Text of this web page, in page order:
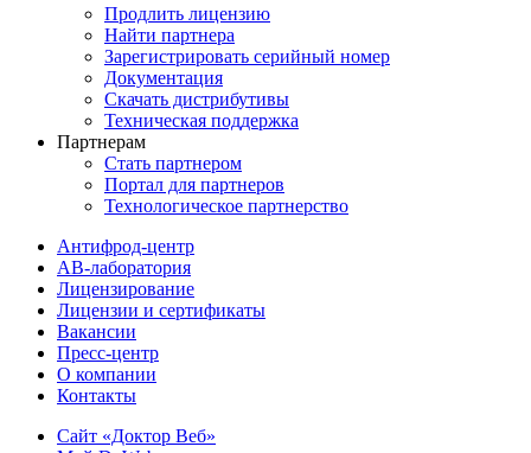
Продлить лицензию
Найти партнера
Зарегистрировать серийный номер
Документация
Скачать дистрибутивы
Техническая поддержка
Партнерам
Стать партнером
Портал для партнеров
Технологическое партнерство
Антифрод-центр
АВ-лаборатория
Лицензирование
Лицензии и сертификаты
Вакансии
Пресс-центр
О компании
Контакты
Сайт «Доктор Веб»